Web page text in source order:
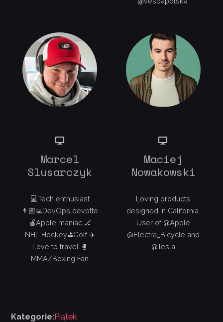
Marcel
Slusarczyk
💻Tech enthusiast
👨🏼‍💻DevOps devotte
🍎Apple maniac 🏒
NHL Hockey⛳️Golf ✈️
Love to travel 🥊
MMA/Boxing Fan
Maciej
Nowakowski
Loving products
designed in California.
User of @Apple
@Electra_Bicycle and
@Tesla
Kategorie:Piątek